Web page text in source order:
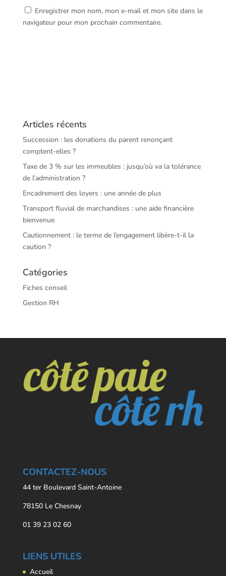
Enregistrer mon nom, mon e-mail et mon site dans le
navigateur pour mon prochain commentaire.
Articles récents
Succession : les donations du parent renonçant
comptent-elles ?
Taxe de 3 % sur les immeubles : jusqu’où va la tolérance
de l’administration ?
Encadrement des loyers : une année de plus
Transport fluvial de marchandises : une aide financière
bienvenue
Cautionnement : le terme de l’engagement libère-t-il la
caution ?
Catégories
Fiches conseil
Gestion RH
CONTACTEZ-NOUS
44 ter Boulevard Saint-Antoine
78150 Le Chesnay
01 39 23 02 60
LIENS UTILES
Accueil